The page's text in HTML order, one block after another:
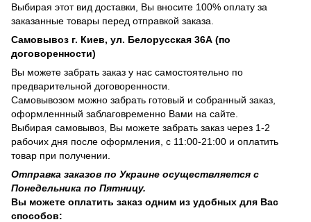
Выбирая этот вид доставки, Вы вносите 100% оплату за
заказанные товары перед отправкой заказа.
Самовывоз г. Киев, ул. Белорусская 36А (по
договоренности)
Вы можете забрать заказ у нас самостоятельно по
предварительной договоренности.
Самовывозом можно забрать готовый и собранный заказ,
оформленнный заблаговременно Вами на сайте.
Выбирая самовывоз, Вы можете забрать заказ через 1-2
рабочих дня после оформления, с 11:00-21:00 и оплатить
товар при получении.
Отправка заказов по Украине осуществляется с
Понедельника по Пятницу.
Вы можете оплатить заказ одним из удобных для Вас
способов: